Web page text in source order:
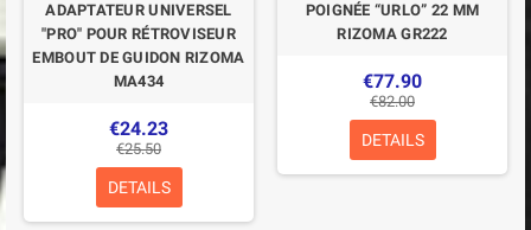
ADAPTATEUR UNIVERSEL
"PRO" POUR RÉTROVISEUR
EMBOUT DE GUIDON RIZOMA
MA434
€24.23
€25.50
DETAILS
POIGNÉE “URLO” 22 MM
RIZOMA GR222
€77.90
€82.00
DETAILS